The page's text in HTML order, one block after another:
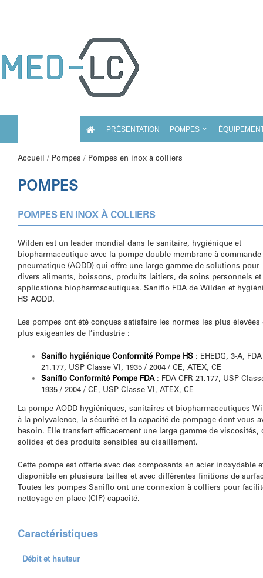
content
PRÉSENTATION POMPES
Accueil / Pompes / Pompes en inox à colliers
POMPES
POMPES EN INOX À COLLIERS
Wilden est un leader mondial dans le sanitaire, hygiénique et
biopharmaceutique avec la pompe double membrane à commande
pneumatique (AODD) qui offre une large gamme de solutions pour
divers aliments, boissons, produits laitiers, de soins personnels et
applications biopharmaceutiques. Saniflo FDA de Wilden et
HS AODD.
Les pompes ont été conçues satisfaire les normes les plus élevées
plus exigeantes de l’industrie :
Saniflo hygiénique Conformité Pompe HS : EHEDG, 3-A,
21.177, USP Classe VI, 1935 / 2004 / CE, ATEX, CE
Saniflo Conformité Pompe FDA: FDA CFR 21.177, USP
1935 / 2004 / CE, USP Classe VI, ATEX, CE
La pompe AODD hygiéniques, sanitaires et biopharmaceutiques
à la polyvalence, la sécurité et la capacité de pompage dont vous
besoin. Elle transfert efficacement une large gamme de viscosités,
solides et des produits sensibles au cisaillement.
Cette pompe est offerte avec des composants en acier inoxydable
disponible en plusieurs tailles et avec différentes finitions de
Toutes les pompes Saniflo ont une connexion à colliers pour
nettoyage en place (CIP) capacité.
Caractéristiques
Débit et hauteur